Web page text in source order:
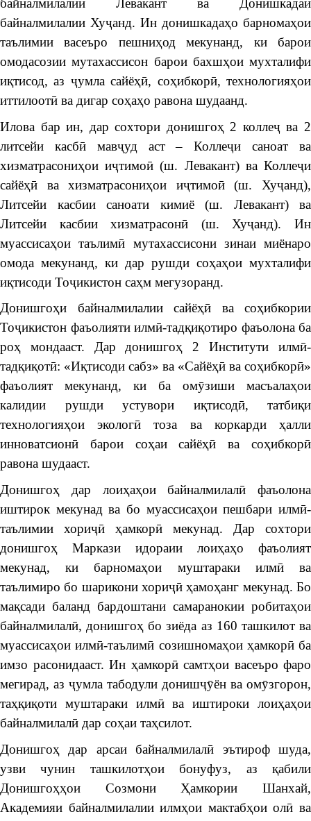
байналмилалии Левакант ва Донишкадаи
байналмилалии Хуҷанд. Ин донишкадаҳо барномаҳои
таълимии васеъро пешниҳод мекунанд, ки барои
омодасозии мутахассисон барои бахшҳои мухталифи
иқтисод, аз ҷумла сайёҳӣ, соҳибкорӣ, технологияҳои
иттилоотӣ ва дигар соҳаҳо равона шудаанд.
Илова бар ин, дар сохтори донишгоҳ 2 коллеҷ ва 2
литсейи касбӣ мавҷуд аст – Коллеҷи саноат ва
хизматрасониҳои иҷтимоӣ (ш. Левакант) ва Коллеҷи
сайёҳӣ ва хизматрасониҳои иҷтимоӣ (ш. Хуҷанд),
Литсейи касбии саноати кимиё (ш. Левакант) ва
Литсейи касбии хизматрасонӣ (ш. Хуҷанд). Ин
муассисаҳои таълимӣ мутахассисони зинаи миёнаро
омода мекунанд, ки дар рушди соҳаҳои мухталифи
иқтисоди Тоҷикистон саҳм мегузоранд.
Донишгоҳи байналмилалии сайёҳӣ ва соҳибкории
Тоҷикистон фаъолияти илмӣ-тадқиқотиро фаъолона ба
роҳ мондааст. Дар донишгоҳ 2 Институти илмӣ-
тадқиқотӣ: «Иқтисоди сабз» ва «Сайёҳӣ ва соҳибкорӣ»
фаъолият мекунанд, ки ба омӯзиши масъалаҳои
калидии рушди устувори иқтисодӣ, татбиқи
технологияҳои экологӣ тоза ва коркарди ҳалли
инноватсионӣ барои соҳаи сайёҳӣ ва соҳибкорӣ
равона шудааст.
Донишгоҳ дар лоиҳаҳои байналмилалӣ фаъолона
иштирок мекунад ва бо муассисаҳои пешбари илмӣ-
таълимии хориҷӣ ҳамкорӣ мекунад. Дар сохтори
донишгоҳ Маркази идораии лоиҳаҳо фаъолият
мекунад, ки барномаҳои муштараки илмӣ ва
таълимиро бо шарикони хориҷӣ ҳамоҳанг мекунад. Бо
мақсади баланд бардоштани самаранокии робитаҳои
байналмилалӣ, донишгоҳ бо зиёда аз 160 ташкилот ва
муассисаҳои илмӣ-таълимӣ созишномаҳои ҳамкорӣ ба
имзо расонидааст. Ин ҳамкорӣ самтҳои васеъро фаро
мегирад, аз ҷумла табодули донишҷӯён ва омӯзгорон,
таҳқиқоти муштараки илмӣ ва иштироки лоиҳаҳои
байналмилалӣ дар соҳаи таҳсилот.
Донишгоҳ дар арсаи байналмилалӣ эътироф шуда,
узви чунин ташкилотҳои бонуфуз, аз қабили
Донишгоҳҳои Созмони Ҳамкории Шанхай,
Академияи байналмилалии илмҳои мактабҳои олӣ ва